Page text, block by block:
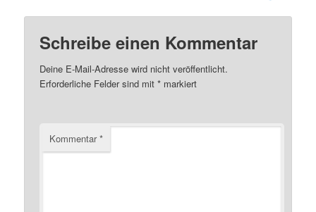
Schreibe einen Kommentar
Deine E-Mail-Adresse wird nicht veröffentlicht.
Erforderliche Felder sind mit* markiert
Kommentar*